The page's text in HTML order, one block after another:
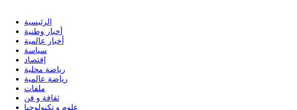
الرئيسية
أخبار وطنية
أخبار عالمية
سياسة
إقتصاد
رياضة محلية
رياضة عالمية
ملفات
ثقافة و فن
علوم و تكنولوجيا